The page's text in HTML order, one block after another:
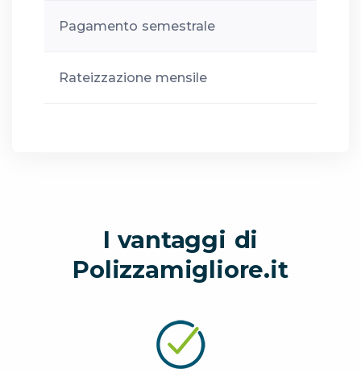
Pagamento semestrale
Rateizzazione mensile
I vantaggi di
Polizzamigliore.it